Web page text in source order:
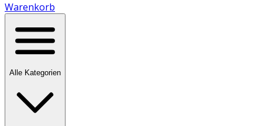
Warenkorb
Alle Kategorien